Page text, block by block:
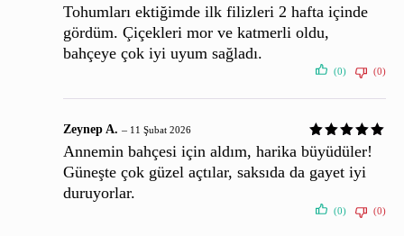
Tohumları ektiğimde ilk filizleri 2 hafta içinde
gördüm. Çiçekleri mor ve katmerli oldu,
bahçeye çok iyi uyum sağladı.
(0) (0)
Zeynep A. – 11 Şubat 2026
Annemin bahçesi için aldım, harika büyüdüler!
Güneşte çok güzel açtılar, saksıda da gayet iyi
duruyorlar.
(0) (0)